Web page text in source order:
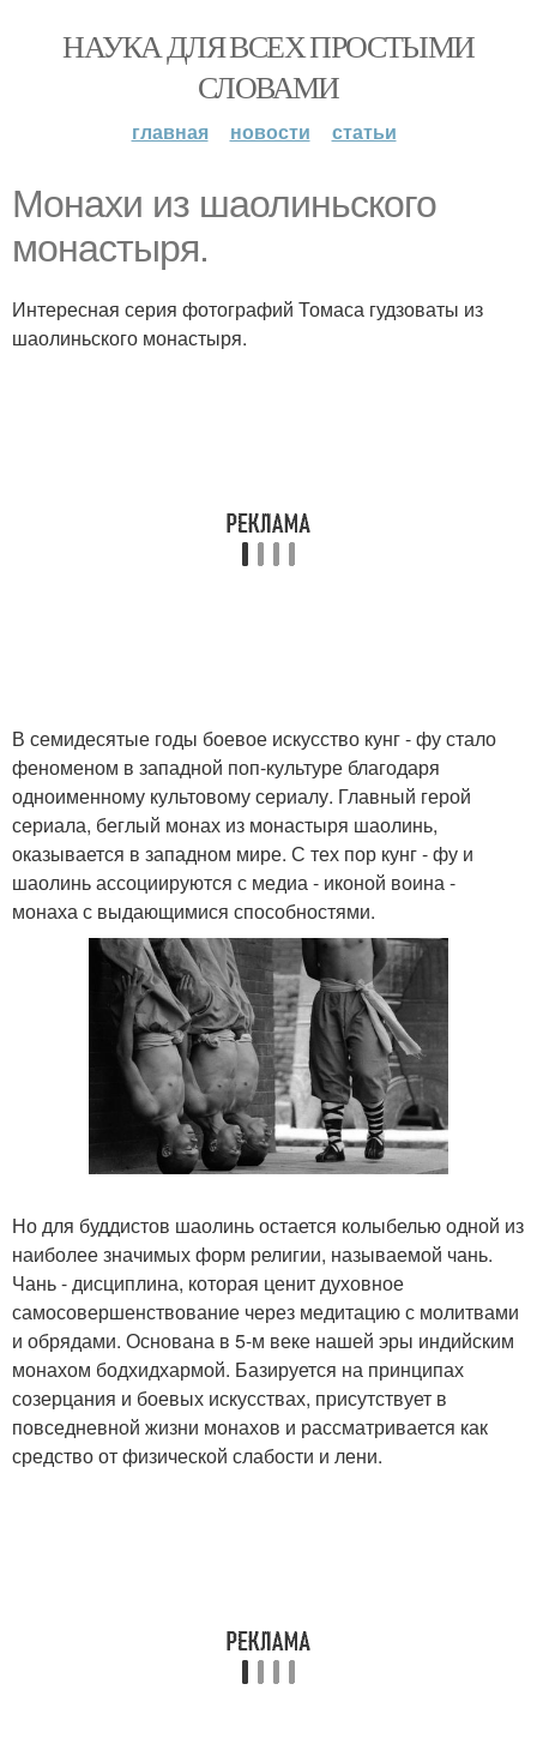
НАУКА ДЛЯ ВСЕХ ПРОСТЫМИ
СЛОВАМИ
главная новости статьи
Монахи из шаолиньского
монастыря.
Интересная серия фотографий Томаса гудзоваты из
шаолиньского монастыря.
В семидесятые годы боевое искусство кунг - фу стало
феноменом в западной поп-культуре благодаря
одноименному культовому сериалу. Главный герой
сериала, беглый монах из монастыря шаолинь,
оказывается в западном мире. С тех пор кунг - фу и
шаолинь ассоциируются с медиа - иконой воина -
монаха с выдающимися способностями.
Но для буддистов шаолинь остается колыбелью одной из
наиболее значимых форм религии, называемой чань.
Чань - дисциплина, которая ценит духовное
самосовершенствование через медитацию с молитвами
и обрядами. Основана в 5-м веке нашей эры индийским
монахом бодхидхармой. Базируется на принципах
созерцания и боевых искусствах, присутствует в
повседневной жизни монахов и рассматривается как
средство от физической слабости и лени.